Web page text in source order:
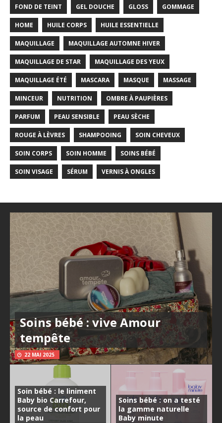
FOND DE TEINT GEL DOUCHE GLOSS GOMMAGE
HOME HUILE CORPS HUILE ESSENTIELLE
MAQUILLAGE MAQUILLAGE AUTOMNE HIVER
MAQUILLAGE DE STAR MAQUILLAGE DES YEUX
MAQUILLAGE ÉTÉ MASCARA MASQUE MASSAGE
MINCEUR NUTRITION OMBRE À PAUPIÈRES
PARFUM PEAU SENSIBLE PEAU SÈCHE
ROUGE À LÈVRES SHAMPOOING SOIN CHEVEUX
SOIN CORPS SOIN HOMME SOINS BÉBÉ
SOIN VISAGE SÉRUM VERNIS À ONGLES
Soins bébé : vive Amour
tempête
22 MAI 2025
Soin bébé : le liniment
Baby bio Carrefour,
source de confort pour
la peau
Soins bébé : on a testé
la gamme naturelle
Baby minute